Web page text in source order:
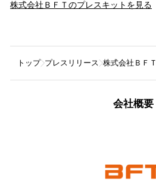
株式会社ＢＦＴ のプレスキットを見る
トップ プレスリリース 株式会社ＢＦＴ
会社概要